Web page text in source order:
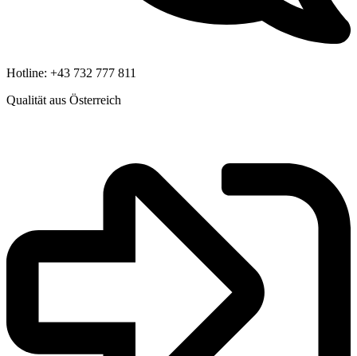
Hotline: +43 732 777 811
Qualität aus Österreich